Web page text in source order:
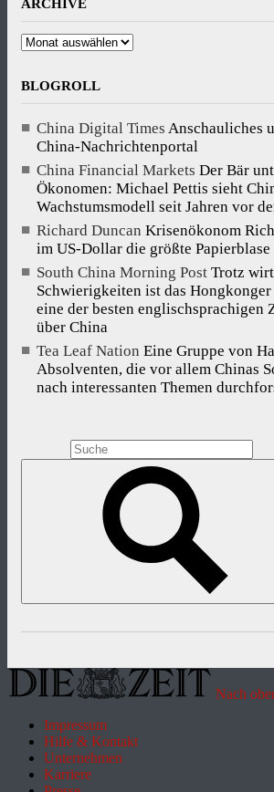
ARCHIVE
Archive
BLOGROLL
China Digital Times Anschauliches
China-Nachrichtenportal
China Financial Markets Der Bär
Ökonomen: Michael Pettis sieht
Wachstumsmodell seit Jahren vor
Richard Duncan Krisenökonom
im US-Dollar die größte
South China Morning Post Trotz
Schwierigkeiten ist das
eine der besten englischsprachigen
über China
Tea Leaf Nation Eine Gruppe von
Absolventen, die vor allem Chinas
nach interessanten Themen
Nach
Impressum
Hilfe & Kontakt
Unternehmen
Karriere